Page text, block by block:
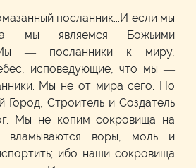
посланник...И если мы
мы являемся Божьими
Мы — посланники к миру,
исповедующие, что мы —
Мы не от мира сего. Но
Строитель и Создатель
Мы не копим сокровища на
вламываются воры, моль и
ибо наши сокровища